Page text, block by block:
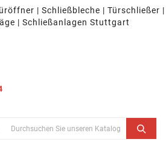
| Schließbleche | Türschließer |
| Schließanlagen Stuttgart